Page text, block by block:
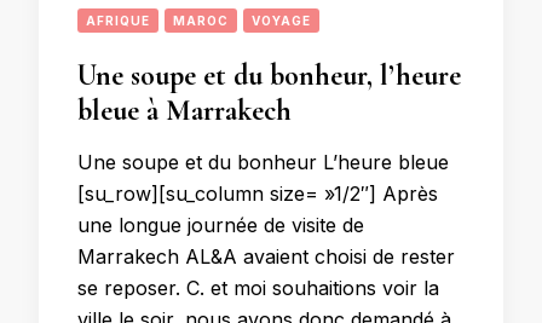
AFRIQUE MAROC VOYAGE
Une soupe et du bonheur, l’heure
bleue à Marrakech
Une soupe et du bonheur L’heure bleue
[su_row][su_column size= »1/2″] Après
une longue journée de visite de
Marrakech AL&A avaient choisi de rester
se reposer. C. et moi souhaitions voir la